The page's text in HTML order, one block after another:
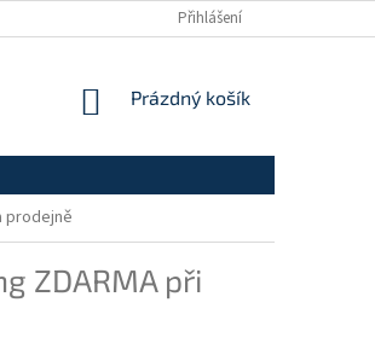
DOPRAVA A PLATBY
Přihlášení
NÁKUPNÍ
Prázdný košík
prodejně
ZDARMA při